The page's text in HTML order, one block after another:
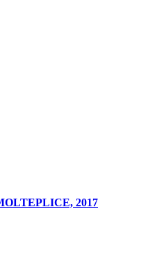
2017